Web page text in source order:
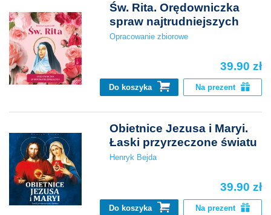
Św. Rita. Orędowniczka
spraw najtrudniejszych
Opracowanie zbiorowe
39.90 zł
Do koszyka Na prezent
Obietnice Jezusa i Maryi.
Łaski przyrzeczone światu
Henryk Bejda
39.90 zł
Do koszyka Na prezent